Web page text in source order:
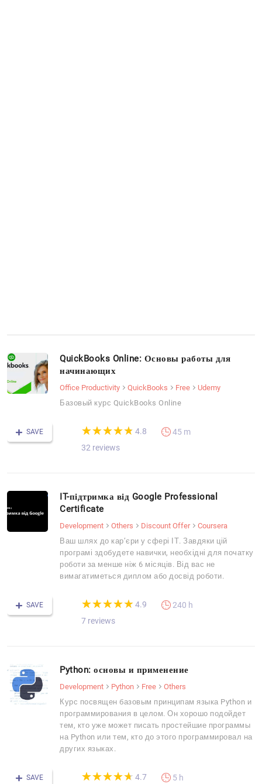
QuickBooks Online: Основы работы для
начинающих
Office Productivity QuickBooks Free
Udemy
Базовый курс QuickBooks Online
SAVE (*)
★
★
(*)★
★
(*) ★
★
(*) ★
★
(*) ★
★ 4.8
32 reviews
45 m
IT-підтримка від Google Professional
Certificate
Development Others Discount Offer
Coursera
Ваш шлях до кар’єри у сфері ІТ. Завдяки цій
програмі здобудете навички, необхідні для початку
роботи за менше ніж 6 місяців. Від вас не
вимагатиметься диплом або досвід роботи.
SAVE (*)
★
★
(*)★
★
(*) ★
★
(*) ★
★
(*) ★
★ 4.9
7 reviews
240 h
Python: основы и применение
Development Python Free
Others
Курс посвящен базовым принципам языка Python и
программирования в целом. Он хорошо подойдет
тем, кто уже может писать простейшие программы
на Python или тем, кто до этого программировал на
других языках.
SAVE (*)
★
★
(*)★
★
(*) ★
★
(*) ★
★
(*) ★
★ 4.7
5 h